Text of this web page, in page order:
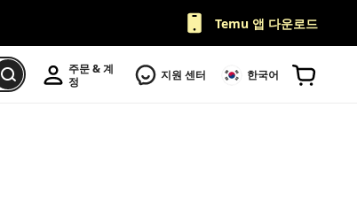
Temu 앱 다운로드
주문 & 계
정
지원 센터 한국어